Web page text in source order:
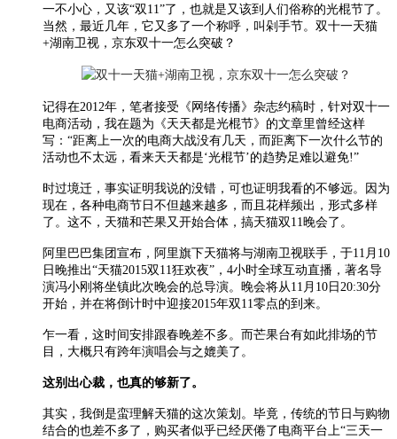
一不小心，又该“双11”了，也就是又该到人们俗称的光棍节了。
当然，最近几年，它又多了一个称呼，叫剁手节。双十一天猫
+湖南卫视，京东双十一怎么突破？
记得在2012年，笔者接受《网络传播》杂志约稿时，针对双十一
电商活动，我在题为《天天都是光棍节》的文章里曾经这样
写：“距离上一次的电商大战没有几天，而距离下一次什么节的
活动也不太远，看来天天都是‘光棍节’的趋势足难以避免!”
时过境迁，事实证明我说的没错，可也证明我看的不够远。因为
现在，各种电商节日不但越来越多，而且花样频出，形式多样
了。这不，天猫和芒果又开始合体，搞天猫双11晚会了。
阿里巴巴集团宣布，阿里旗下天猫将与湖南卫视联手，于11月10
日晚推出“天猫2015双11狂欢夜”，4小时全球互动直播，著名导
演冯小刚将坐镇此次晚会的总导演。晚会将从11月10日20:30分
开始，并在将倒计时中迎接2015年双11零点的到来。
乍一看，这时间安排跟春晚差不多。而芒果台有如此排场的节
目，大概只有跨年演唱会与之媲美了。
这别出心裁，也真的够新了。
其实，我倒是蛮理解天猫的这次策划。毕竟，传统的节日与购物
结合的也差不多了，购买者似乎已经厌倦了电商平台上“三天一